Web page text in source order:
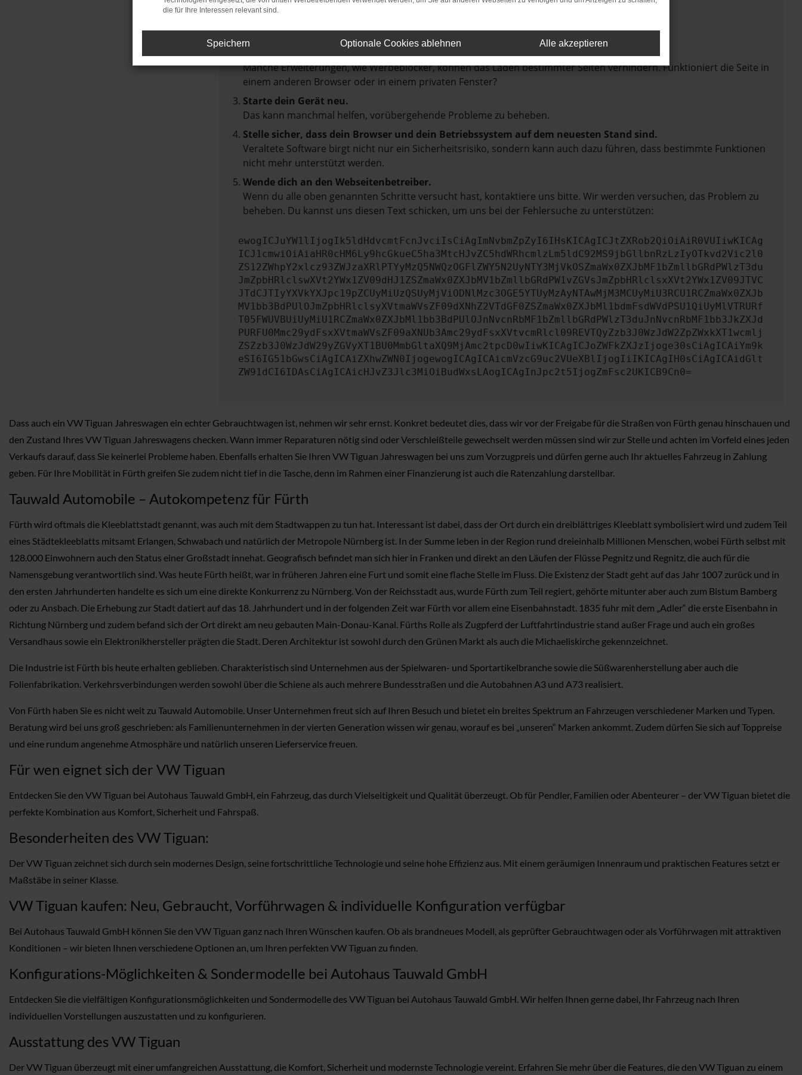
Laden andere Webseiten, zum Beispiel deine Suchmaschine?
Prüfe deine Browsererweiterungen.
Manche Erweiterungen, wie Werbeblocker, können das Laden bestimmter Seiten verhindern. Funktioniert die Seite in
einem anderen Browser oder in einem privaten Fenster?
Starte dein Gerät neu.
Das kann manchmal helfen, vorübergehende Probleme zu beheben.
Stelle sicher, dass dein Browser und dein Betriebssystem auf dem neuesten Stand sind.
Veraltete Software birgt nicht nur ein Sicherheitsrisiko, sondern kann auch dazu führen, dass bestimmte Funktionen
nicht mehr unterstützt werden.
Wende dich an den Webseitenbetreiber.
Wenn du alle oben genannten Schritte versucht hast, kontaktiere uns bitte. Wir werden versuchen, das Problem zu
beheben. Du kannst uns diesen Text schicken, um uns bei der Fehlersuche zu unterstützen:
ewogICJuYW1lIjogIk5ldHdvcmtFcnJvciIsCiAgImNvbmZpZyI6IHsKICAgICJtZXRob2QiOiAiR0VUIiwKICAg
ICJ1cmwiOiAiaHR0cHM6Ly9hcGkueC5ha3MtcHJvZC5hdWRhcmlzLm5ldC92MS9jbGllbnRzLzIyOTkvd2Vic2l0
ZS12ZWhpY2xlcz93ZWJzaXRlPTYyMzQ5NWQzOGFlZWY5N2UyNTY3MjVkOSZmaWx0ZXJbMF1bZmllbGRdPWlzT3du
JmZpbHRlclswXVt2YWx1ZV09dHJ1ZSZmaWx0ZXJbMV1bZmllbGRdPW1vZGVsJmZpbHRlclsxXVt2YWx1ZV09JTVC
JTdCJTIyYXVkYXJpc19pZCUyMiUzQSUyMjViODNlMzc3OGE5YTUyMzAyNTAwMjM3MCUyMiU3RCU1RCZmaWx0ZXJb
MV1bb3BdPUlOJmZpbHRlclsyXVtmaWVsZF09dXNhZ2VTdGF0ZSZmaWx0ZXJbMl1bdmFsdWVdPSU1QiUyMlVTRURf
T05FWUVBUiUyMiU1RCZmaWx0ZXJbMl1bb3BdPUlOJnNvcnRbMF1bZmllbGRdPWlzT3duJnNvcnRbMF1bb3JkZXJd
PURFU0Mmc29ydFsxXVtmaWVsZF09aXNUb3Amc29ydFsxXVtvcmRlcl09REVTQyZzb3J0WzJdW2ZpZWxkXT1wcmlj
ZSZzb3J0WzJdW29yZGVyXT1BU0MmbGltaXQ9MjAmc2tpcD0wIiwKICAgICJoZWFkZXJzIjoge30sCiAgICAiYm9k
eSI6IG51bGwsCiAgICAiZXhwZWN0IjogewogICAgICAicmVzcG9uc2VUeXBlIjogIiIKICAgIH0sCiAgICAidGlt
ZW91dCI6IDAsCiAgICAicHJvZ3Jlc3MiOiBudWxsLAogICAgInJpc2t5IjogZmFsc2UKICB9Cn0=
Dass auch ein VW Tiguan Jahreswagen ein echter Gebrauchtwagen ist, nehmen wir sehr ernst. Konkret bedeutet dies, dass wir vor der Freigabe für die Straßen von Fürth genau hinschauen und
den Zustand Ihres VW Tiguan Jahreswagens checken. Wann immer Reparaturen nötig sind oder Verschleißteile gewechselt werden müssen sind wir zur Stelle und achten im Vorfeld eines jeden
Verkaufs darauf, dass Sie keinerlei Probleme haben. Ebenfalls erhalten Sie Ihren VW Tiguan Jahreswagen bei uns zum Vorzugpreis und dürfen gerne auch Ihr aktuelles Fahrzeug in Zahlung
geben. Für Ihre Mobilität in Fürth greifen Sie zudem nicht tief in die Tasche, denn im Rahmen einer Finanzierung ist auch die Ratenzahlung darstellbar.
Tauwald Automobile – Autokompetenz für Fürth
Fürth wird oftmals die Kleeblattstadt genannt, was auch mit dem Stadtwappen zu tun hat. Interessant ist dabei, dass der Ort durch ein dreiblättriges Kleeblatt symbolisiert wird und zudem Teil
eines Städtekleeblatts mitsamt Erlangen, Schwabach und natürlich der Metropole Nürnberg ist. In der Summe leben in der Region rund dreieinhalb Millionen Menschen, wobei Fürth selbst mit
128.000 Einwohnern auch den Status einer Großstadt innehat. Geografisch befindet man sich hier in Franken und direkt an den Läufen der Flüsse Pegnitz und Regnitz, die auch für die
Namensgebung verantwortlich sind. Was heute Fürth heißt, war in früheren Jahren eine Furt und somit eine flache Stelle im Fluss. Die Existenz der Stadt geht auf das Jahr 1007 zurück und in
den ersten Jahrhunderten handelte es sich um eine direkte Konkurrenz zu Nürnberg. Von der Reichsstadt aus, wurde Fürth zum Teil regiert, gehörte mitunter aber auch zum Bistum Bamberg
oder zu Ansbach. Die Erhebung zur Stadt datiert auf das 18. Jahrhundert und in der folgenden Zeit war Fürth vor allem eine Eisenbahnstadt. 1835 fuhr mit dem „Adler“ die erste Eisenbahn in
Richtung Nürnberg und zudem befand sich der Ort direkt am neu gebauten Main-Donau-Kanal. Fürths Rolle als Zugpferd der Luftfahrtindustrie stand außer Frage und auch ein großes
Versandhaus sowie ein Elektronikhersteller prägten die Stadt. Deren Architektur ist sowohl durch den Grünen Markt als auch die Michaeliskirche gekennzeichnet.
Die Industrie ist Fürth bis heute erhalten geblieben. Charakteristisch sind Unternehmen aus der Spielwaren- und Sportartikelbranche sowie die Süßwarenherstellung aber auch die
Folienfabrikation. Verkehrsverbindungen werden sowohl über die Schiene als auch mehrere Bundesstraßen und die Autobahnen A3 und A73 realisiert.
Von Fürth haben Sie es nicht weit zu Tauwald Automobile. Unser Unternehmen freut sich auf Ihren Besuch und bietet ein breites Spektrum an Fahrzeugen verschiedener Marken und Typen.
Beratung wird bei uns groß geschrieben: als Familienunternehmen in der vierten Generation wissen wir genau, worauf es bei „unseren“ Marken ankommt. Zudem dürfen Sie sich auf Toppreise
und eine rundum angenehme Atmosphäre und natürlich unseren Lieferservice freuen.
Für wen eignet sich der VW Tiguan
Entdecken Sie den VW Tiguan bei Autohaus Tauwald GmbH, ein Fahrzeug, das durch Vielseitigkeit und Qualität überzeugt. Ob für Pendler, Familien oder Abenteurer – der VW Tiguan bietet die
perfekte Kombination aus Komfort, Sicherheit und Fahrspaß.
Besonderheiten des VW Tiguan:
Der VW Tiguan zeichnet sich durch sein modernes Design, seine fortschrittliche Technologie und seine hohe Effizienz aus. Mit einem geräumigen Innenraum und praktischen Features setzt er
Maßstäbe in seiner Klasse.
VW Tiguan kaufen: Neu, Gebraucht, Vorführwagen & individuelle Konfiguration verfügbar
Bei Autohaus Tauwald GmbH können Sie den VW Tiguan ganz nach Ihren Wünschen kaufen. Ob als brandneues Modell, als geprüfter Gebrauchtwagen oder als Vorführwagen mit attraktiven
Konditionen – wir bieten Ihnen verschiedene Optionen an, um Ihren perfekten VW Tiguan zu finden.
Konfigurations-Möglichkeiten & Sondermodelle bei Autohaus Tauwald GmbH
Entdecken Sie die vielfältigen Konfigurationsmöglichkeiten und Sondermodelle des VW Tiguan bei Autohaus Tauwald GmbH. Wir helfen Ihnen gerne dabei, Ihr Fahrzeug nach Ihren
individuellen Vorstellungen auszustatten und zu konfigurieren.
Ausstattung des VW Tiguan
Der VW Tiguan überzeugt mit einer umfangreichen Ausstattung, die Komfort, Sicherheit und modernste Technologie vereint. Erfahren Sie mehr über die Features, die den VW Tiguan zu einem
die für Ihre Interessen relevant sind.
Speichern Optionale Cookies ablehnen Alle akzeptieren